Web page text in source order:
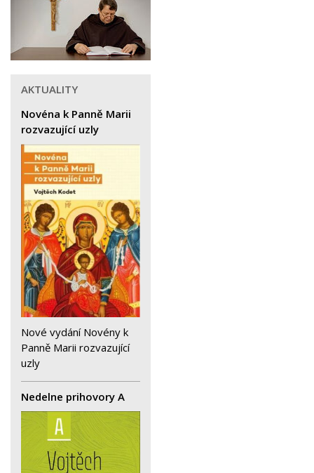
AKTUALITY
Novéna k Panně Marii
rozvazující uzly
Nové vydání Novény k
Panně Marii rozvazující
uzly
Nedelne prihovory A